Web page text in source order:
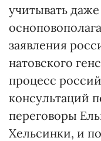
учитывать даже
заявления
натовского
процесс
консультаций
переговоры
Хельсинки, и